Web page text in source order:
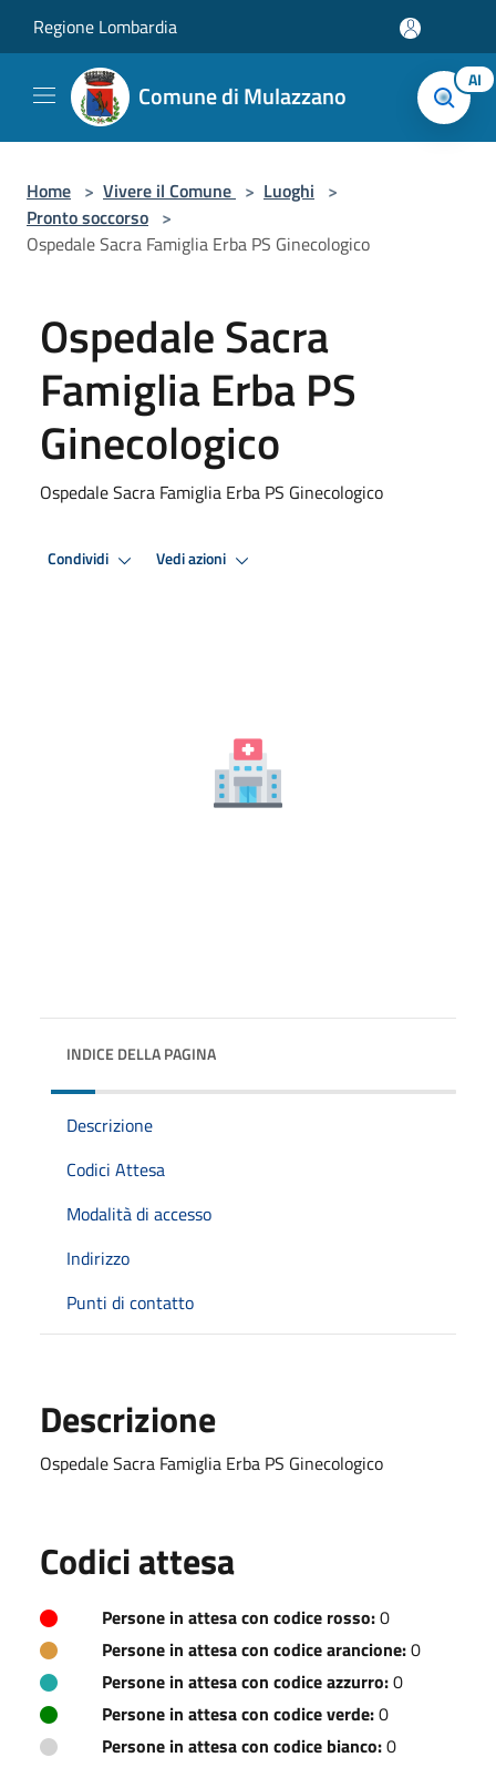
Regione Lombardia
Comune di Mulazzano AI
Home > Vivere il Comune > Luoghi >
Pronto soccorso >
Ospedale Sacra Famiglia Erba PS Ginecologico
Ospedale Sacra
Famiglia Erba PS
Ginecologico
Ospedale Sacra Famiglia Erba PS Ginecologico
Condividi Vedi azioni
INDICE DELLA PAGINA
Descrizione
Codici Attesa
Modalità di accesso
Indirizzo
Punti di contatto
Descrizione
Ospedale Sacra Famiglia Erba PS Ginecologico
Codici attesa
Persone in attesa con codice rosso:0
Persone in attesa con codice arancione:0
Persone in attesa con codice azzurro:0
Persone in attesa con codice verde:0
Persone in attesa con codice bianco:0